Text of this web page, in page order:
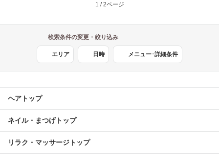
1 / 2ページ
検索条件の変更・絞り込み
エリア 日時 メニュー･詳細条件
ヘアトップ
ネイル・まつげトップ
リラク・マッサージトップ